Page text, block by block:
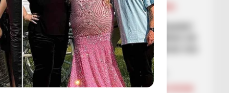
FUTBOLL SHQIPTAR KAT. SUPERIORE
SUPERIORE STATIKE
2026 e gjen ndryshe Tiranën!
Jep shenja të forta rikthimi në
Superiore, por fati e dënon me
Vorën
January 19, 2026 Sport Ekspres
BALLINA BALLINA STATIKE BOTA STATIKE